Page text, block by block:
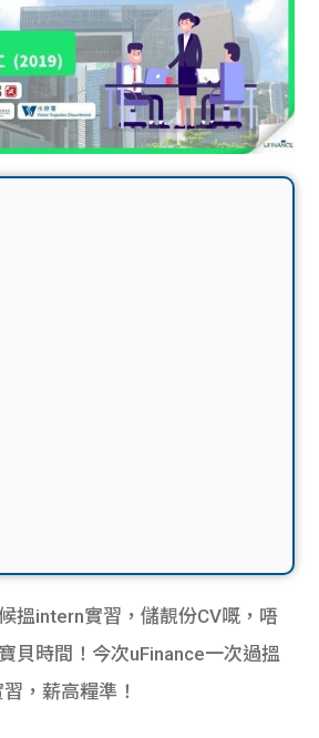
搵intern實習，儲靚份CV嘅，唔
貝時間！今次uFinance一次過搵
，薪高糧準！